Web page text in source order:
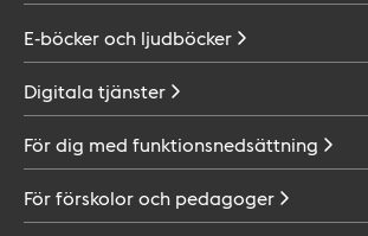
E-böcker och ljudböcker
Digitala tjänster
För dig med funktionsnedsättning
För förskolor och pedagoger